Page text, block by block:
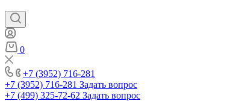
0
+7 (3952) 716-281
+7 (3952) 716-281 Задать вопрос
+7 (499) 325-72-62 Задать вопрос